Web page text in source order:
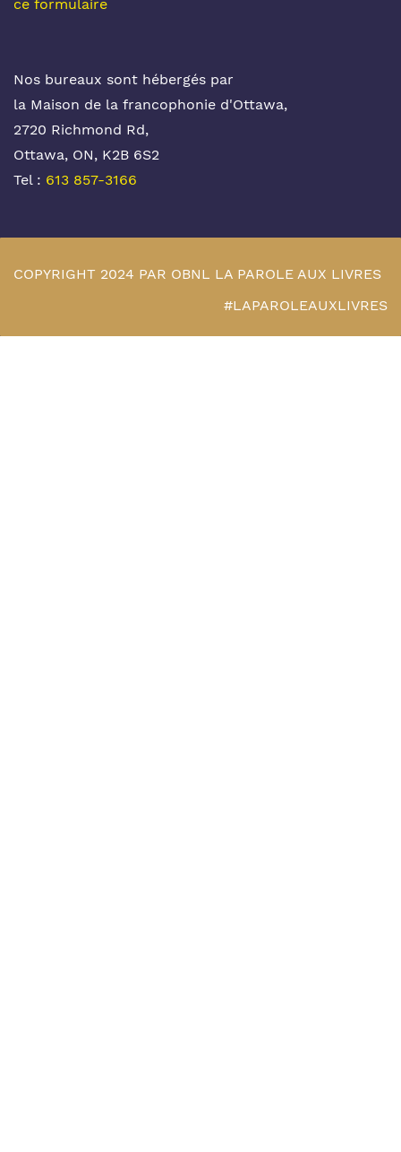
ce formulaire
Nos bureaux sont hébergés par
la Maison de la francophonie d'Ottawa,
2720 Richmond Rd,
Ottawa, ON, K2B 6S2
Tel : 613 857-3166
COPYRIGHT 2024 PAR OBNL LA PAROLE AUX LIVRES
#LAPAROLEAUXLIVRES